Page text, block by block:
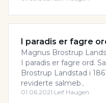
I paradis er fagre
Magnus Brostrup
I paradis er fagre ord.
Brostrup Landstad i
reviderte salmeb..
01.06.2021·Leif Haugen